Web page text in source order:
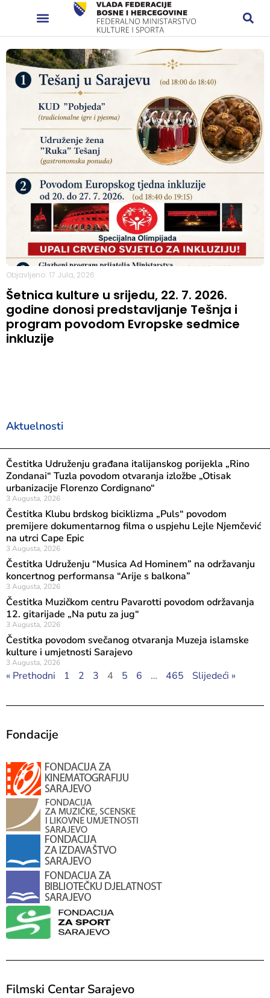
Objavljeno: 17 Jula, 2026
Šetnica kulture u srijedu, 22. 7. 2026.
godine donosi predstavljanje Tešnja i
program povodom Evropske sedmice
inkluzije
Aktuelnosti
Čestitka Udruženju građana italijanskog porijekla „Rino
Zondanai“ Tuzla povodom otvaranja izložbe „Otisak
urbanizacije Florenzo Cordignano“
3 Augusta, 2026
Čestitka Klubu brdskog biciklizma „Puls“ povodom
premijere dokumentarnog filma o uspjehu Lejle Njemčević
na utrci Cape Epic
3 Augusta, 2026
Čestitka Udruženju “Musica Ad Hominem” na održavanju
koncertnog performansa “Arije s balkona”
3 Augusta, 2026
Čestitka Muzičkom centru Pavarotti povodom održavanja
12. gitarijade „Na putu za jug“
3 Augusta, 2026
Čestitka povodom svečanog otvaranja Muzeja islamske
kulture i umjetnosti Sarajevo
3 Augusta, 2026
« Prethodni 1 2 3 4 5 6 … 465 Slijedeći »
Fondacije
Filmski Centar Sarajevo